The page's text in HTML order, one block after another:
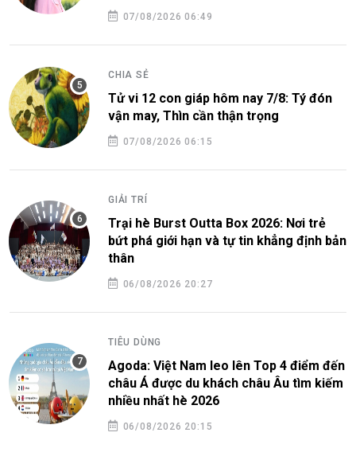
07/08/2026 06:49
CHIA SẺ
Tử vi 12 con giáp hôm nay 7/8: Tý đón
vận may, Thìn cần thận trọng
07/08/2026 06:15
GIẢI TRÍ
Trại hè Burst Outta Box 2026: Nơi trẻ
bứt phá giới hạn và tự tin khẳng định bản
thân
06/08/2026 20:27
TIÊU DÙNG
Agoda: Việt Nam leo lên Top 4 điểm đến
châu Á được du khách châu Âu tìm kiếm
nhiều nhất hè 2026
06/08/2026 20:15